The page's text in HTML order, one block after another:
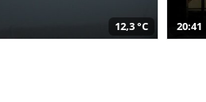
12,3 °C 20:41